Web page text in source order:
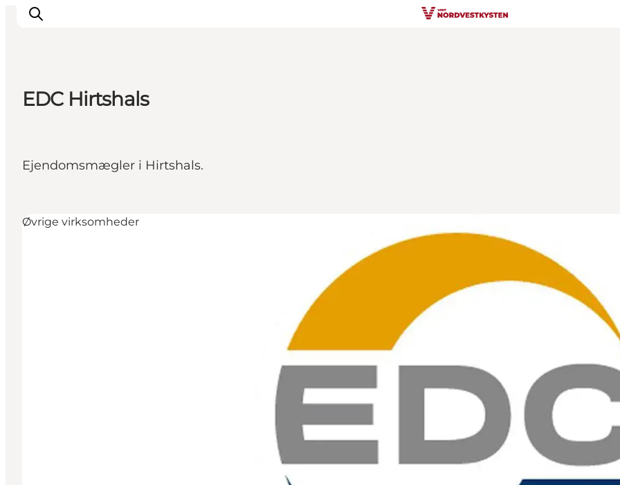
Handicapvenlig ferie
Events
Planlæg din ferie
EDC Hirtshals
Ejendomsmægler i Hirtshals.
Øvrige virksomheder